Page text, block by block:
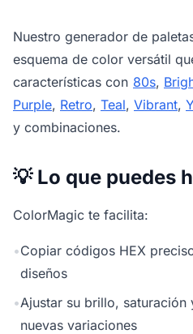
Nuestro generador de
esquema de color versátil
características con 80s,
Purple, Retro, Teal, Vibrant,
y combinaciones.
💡 Lo que puedes
ColorMagic te facilita:
•Copiar códigos HEX
diseños
•Ajustar su brillo,
nuevas variaciones